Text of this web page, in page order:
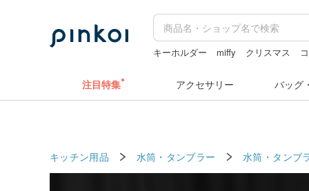
キーホルダー miffy クリスマス
注目特集 アクセサリー バッグ
キッチン用品 水筒・タンブラー 水筒・タンブ